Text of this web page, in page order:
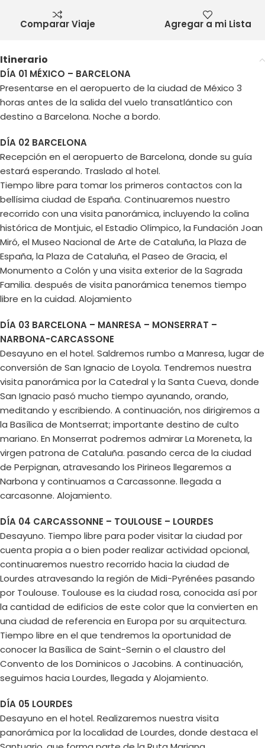
Comparar Viaje Agregar a mi Lista
Itinerario
DÍA 01 MÉXICO – BARCELONA
Presentarse en el aeropuerto de la ciudad de México 3
horas antes de la salida del vuelo transatlántico con
destino a Barcelona. Noche a bordo.
DÍA 02 BARCELONA
Recepción en el aeropuerto de Barcelona, donde su guía
estará esperando. Traslado al hotel.
Tiempo libre para tomar los primeros contactos con la
bellísima ciudad de España. Continuaremos nuestro
recorrido con una visita panorámica, incluyendo la colina
histórica de Montjuic, el Estadio Olímpico, la Fundación Joan
Miró, el Museo Nacional de Arte de Cataluña, la Plaza de
España, la Plaza de Cataluña, el Paseo de Gracia, el
Monumento a Colón y una visita exterior de la Sagrada
Familia. después de visita panorámica tenemos tiempo
libre en la cuidad. Alojamiento
DÍA 03 BARCELONA – MANRESA – MONSERRAT –
NARBONA-CARCASSONE
Desayuno en el hotel. Saldremos rumbo a Manresa, lugar de
conversión de San Ignacio de Loyola. Tendremos nuestra
visita panorámica por la Catedral y la Santa Cueva, donde
San Ignacio pasó mucho tiempo ayunando, orando,
meditando y escribiendo. A continuación, nos dirigiremos a
la Basílica de Montserrat; importante destino de culto
mariano. En Monserrat podremos admirar La Moreneta, la
virgen patrona de Cataluña. pasando cerca de la ciudad
de Perpignan, atravesando los Pirineos llegaremos a
Narbona y continuamos a Carcassonne. llegada a
carcasonne. Alojamiento.
DÍA 04 CARCASSONNE – TOULOUSE – LOURDES
Desayuno. Tiempo libre para poder visitar la ciudad por
cuenta propia a o bien poder realizar actividad opcional,
continuaremos nuestro recorrido hacia la ciudad de
Lourdes atravesando la región de Midi-Pyrénées pasando
por Toulouse. Toulouse es la ciudad rosa, conocida así por
la cantidad de edificios de este color que la convierten en
una ciudad de referencia en Europa por su arquitectura.
Tiempo libre en el que tendremos la oportunidad de
conocer la Basílica de Saint-Sernin o el claustro del
Convento de los Dominicos o Jacobins. A continuación,
seguimos hacia Lourdes, llegada y Alojamiento.
DÍA 05 LOURDES
Desayuno en el hotel. Realizaremos nuestra visita
panorámica por la localidad de Lourdes, donde destaca el